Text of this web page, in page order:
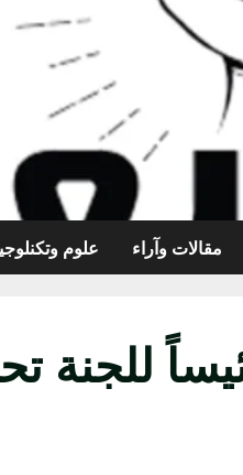
مقالات وآراء علوم
شون بيكر